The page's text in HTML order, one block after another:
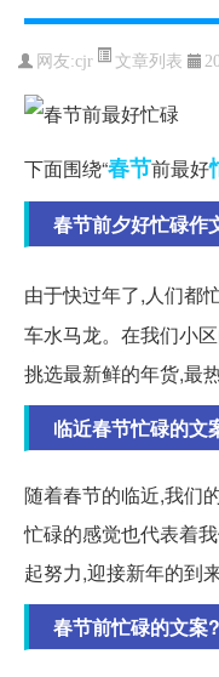
网友:cjr 文章列表
下面围绕“春节前最好
春节前夕好忙碌作
由于快过年了,人们都
车水马龙。在我们小
挑选最新鲜的年货,最
临近春节忙碌的文
随着春节的临近,我们
忙碌的感觉也代表着
起努力,迎接新年的到
春节前忙碌的文案?